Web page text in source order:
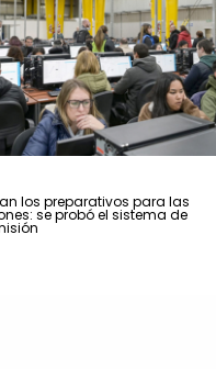
los preparativos para las
se probó el sistema de